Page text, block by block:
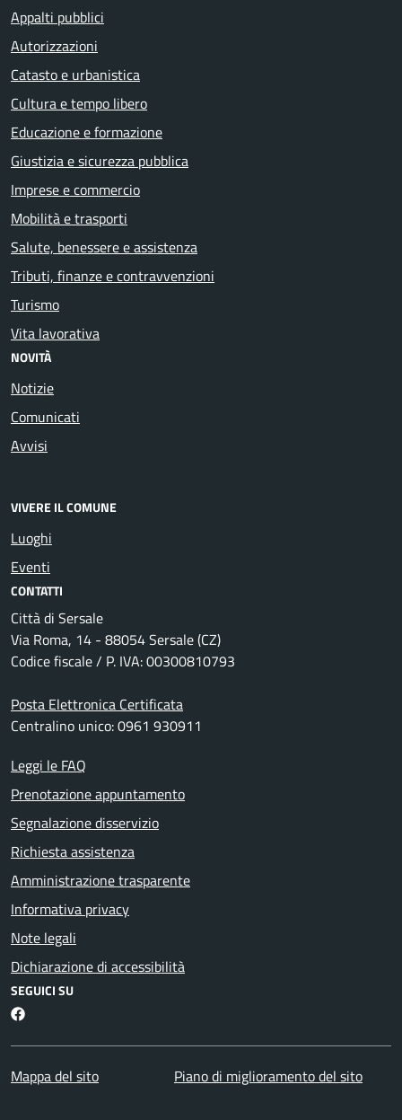
Appalti pubblici
Autorizzazioni
Catasto e urbanistica
Cultura e tempo libero
Educazione e formazione
Giustizia e sicurezza pubblica
Imprese e commercio
Mobilità e trasporti
Salute, benessere e assistenza
Tributi, finanze e contravvenzioni
Turismo
Vita lavorativa
NOVITÀ
Notizie
Comunicati
Avvisi
VIVERE IL COMUNE
Luoghi
Eventi
CONTATTI
Città di Sersale
Via Roma, 14 - 88054 Sersale (CZ)
Codice fiscale / P. IVA: 00300810793
Posta Elettronica Certificata
Centralino unico: 0961 930911
Leggi le FAQ
Prenotazione appuntamento
Segnalazione disservizio
Richiesta assistenza
Amministrazione trasparente
Informativa privacy
Note legali
Dichiarazione di accessibilità
SEGUICI SU
Facebook
Mappa del sito Piano di miglioramento del sito